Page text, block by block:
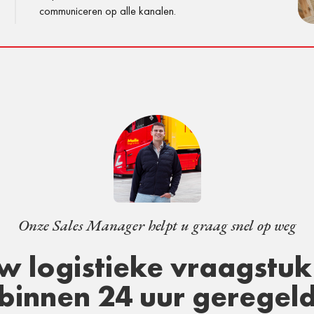
communiceren op alle kanalen.
Onze Sales Manager helpt u graag snel op weg
logistieke
24 uur